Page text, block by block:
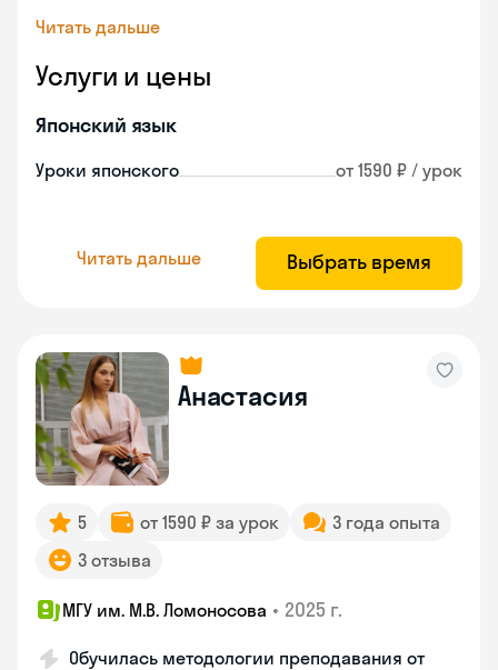
Читать дальше
Услуги и цены
Японский язык
Уроки японского от 1590 ₽ / урок
Читать дальше Выбрать время
Анастасия
5 от 1590 ₽ за урок
3 года опыта
3 отзыва
МГУ им. М.В. Ломоносова • 2025 г.
Обучилась методологии преподавания от